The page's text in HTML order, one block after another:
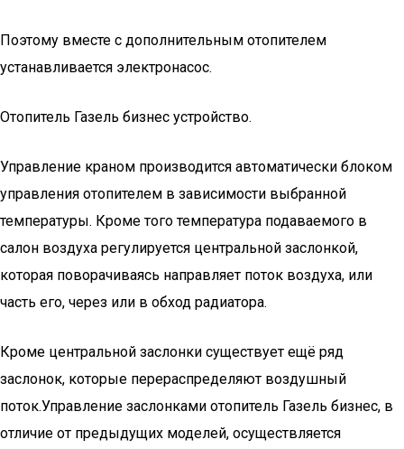
Поэтому вместе с дополнительным отопителем
устанавливается электронасос.
Отопитель Газель бизнес устройство.
Управление краном производится автоматически блоком
управления отопителем в зависимости выбранной
температуры. Кроме того температура подаваемого в
салон воздуха регулируется центральной заслонкой,
которая поворачиваясь направляет поток воздуха, или
часть его, через или в обход радиатора.
Кроме центральной заслонки существует ещё ряд
заслонок, которые перераспределяют воздушный
поток.Управление заслонками отопитель Газель бизнес, в
отличие от предыдущих моделей, осуществляется